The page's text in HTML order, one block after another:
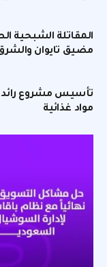
مضيق تايوان
تأسيس مشروع
مواد غذائية